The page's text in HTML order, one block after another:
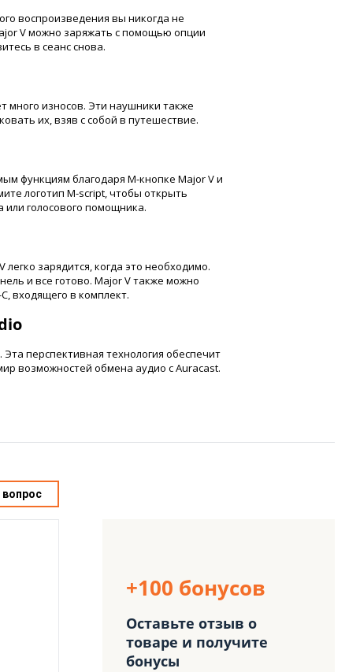
воспроизведения вы никогда не
V можно заряжать с помощью опции
в сеанс снова.
много износов. Эти наушники также
их, взяв с собой в путешествие.
функциям благодаря M-кнопке Major V и
логотип M-script, чтобы открыть
или голосового помощника.
зарядится, когда это необходимо.
и все готово. Major V также можно
входящего в комплект.
перспективная технология обеспечит
возможностей обмена аудио с Auracast.
+100 бонусов
Оставьте отзыв о
товаре и получите
бонусы